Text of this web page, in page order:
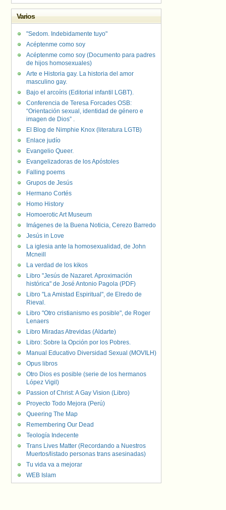
Varios
"Sedom. Indebidamente tuyo"
Acéptenme como soy
Acéptenme como soy (Documento para padres
de hijos homosexuales)
Arte e Historia gay. La historia del amor
masculino gay.
Bajo el arcoíris (Editorial infantil LGBT).
Conferencia de Teresa Forcades OSB:
“Orientación sexual, identidad de género e
imagen de Dios” .
El Blog de Nimphie Knox (literatura LGTB)
Enlace judío
Evangelio Queer.
Evangelizadoras de los Apóstoles
Falling poems
Grupos de Jesús
Hermano Cortés
Homo History
Homoerotic Art Museum
Imágenes de la Buena Noticia, Cerezo Barredo
Jesús in Love
La iglesia ante la homosexualidad, de John
Mcneill
La verdad de los kikos
Libro "Jesús de Nazaret. Aproximación
histórica" de José Antonio Pagola (PDF)
Libro "La Amistad Espiritual", de Elredo de
Rieval.
Libro "Otro cristianismo es posible", de Roger
Lenaers
Libro Miradas Atrevidas (Aldarte)
Libro: Sobre la Opción por los Pobres.
Manual Educativo Diversidad Sexual (MOVILH)
Opus libros
Otro Dios es posible (serie de los hermanos
López Vigil)
Passion of Christ: A Gay Vision (Libro)
Proyecto Todo Mejora (Perú)
Queering The Map
Remembering Our Dead
Teología Indecente
Trans Lives Matter (Recordando a Nuestros
Muertos/listado personas trans asesinadas)
Tu vida va a mejorar
WEB Islam